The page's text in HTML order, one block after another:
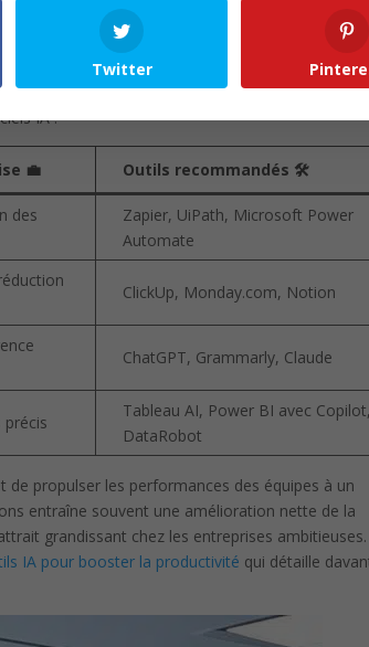
et améliorant la qualité du travail.
la correction grammaticale et stylistique en
IA :
💼 Outils recommandés 🛠️
des
Zapier, UiPath, Microsoft Power
Automate
ClickUp, Monday.com, Notion
ChatGPT, Grammarly, Claude
précis
Tableau AI, Power BI avec Copilot,
DataRobot
de propulser les performances des équipes à un
entraîne souvent une amélioration nette de la
grandissant chez les entreprises ambitieuses.
IA pour booster la productivité qui détaille
Twitter